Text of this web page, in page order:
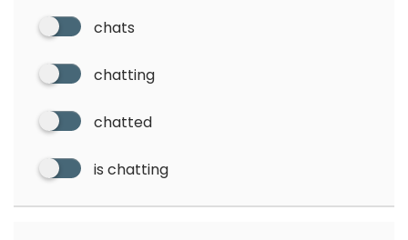
chats
chatting
chatted
is chatting